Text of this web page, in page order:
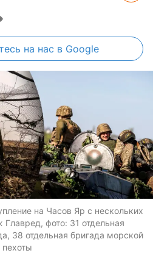
на нас в Google
на Часов Яр с нескольких
фото: 31 отдельная
38 отдельная бригада морской
пехоты